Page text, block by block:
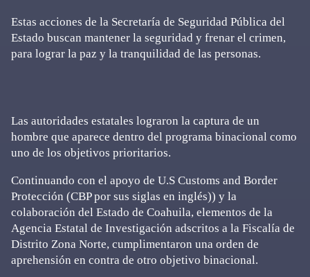
Estas acciones de la Secretaría de Seguridad Pública del
Estado buscan mantener la seguridad y frenar el crimen,
para lograr la paz y la tranquilidad de las personas.
Las autoridades estatales lograron la captura de un
hombre que aparece dentro del programa binacional como
uno de los objetivos prioritarios.
Continuando con el apoyo de U.S Customs and Border
Protección (CBP por sus siglas en inglés)) y la
colaboración del Estado de Coahuila, elementos de la
Agencia Estatal de Investigación adscritos a la Fiscalía de
Distrito Zona Norte, cumplimentaron una orden de
aprehensión en contra de otro objetivo binacional.